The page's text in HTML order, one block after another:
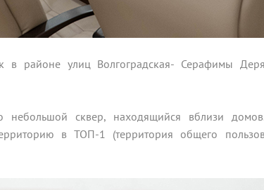
в районе улиц Волгоградская- Серафимы
небольшой сквер, находящийся вблизи
в ТОП-1 (территория общего